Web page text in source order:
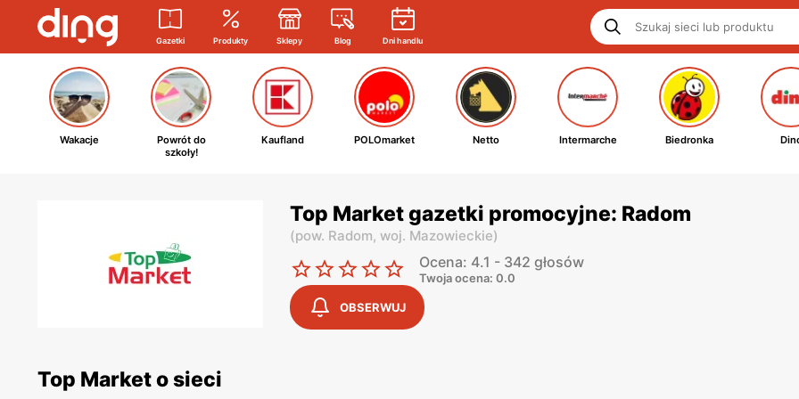
Gazetki Produkty Sklepy Blog Dni handlu
Wakacje
Powrót do
szkoły!
Kaufland POLOmarket Netto Intermarche Biedronka
Top Market gazetki promocyjne: Radom
(pow. Radom, woj. Mazowieckie)
Ocena: 4.1 - 342 głosów
Twoja ocena: 0.0
OBSERWUJ
Top Market o sieci